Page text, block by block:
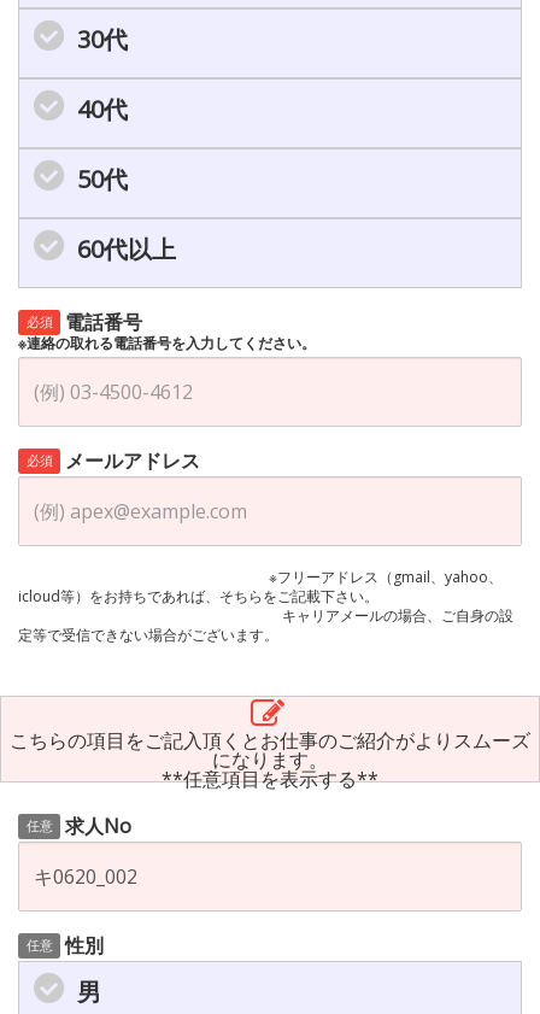
30代
40代
50代
60代以上
必須 電話番号
※連絡の取れる電話番号を入力してください。
必須 メールアドレス
※フリーアドレス（gmail、yahoo、
icloud等）をお持ちであれば、そちらをご記載下さい。
キャリアメールの場合、ご自身の設
定等で受信できない場合がございます。
こちらの項目をご記入頂くとお仕事のご紹介がよりスムーズ
になります。
**任意項目を表示する**
任意 求人No
任意 性別
男